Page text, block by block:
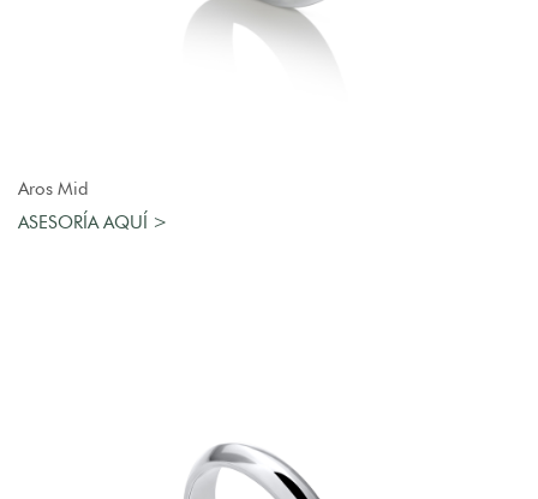
Aros Mid
ASESORÍA AQUÍ >